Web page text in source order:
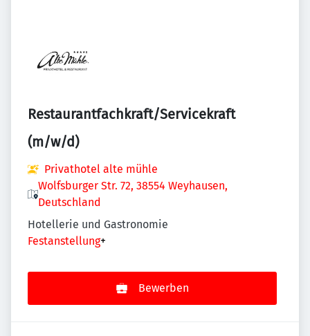
Restaurantfachkraft/Servicekraft
(m/w/d)
Privathotel alte mühle
Wolfsburger Str. 72, 38554 Weyhausen,
Deutschland
Hotellerie und Gastronomie
Festanstellung+
Bewerben